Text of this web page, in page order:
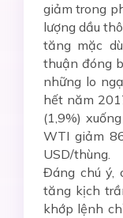
giảm trong
lượng dầu
tăng mặc
thuận đóng
những lo
hết năm
(1,9%)
WTI giảm
USD/thùng.
Đáng chú ý,
tăng kịch
khớp lệnh